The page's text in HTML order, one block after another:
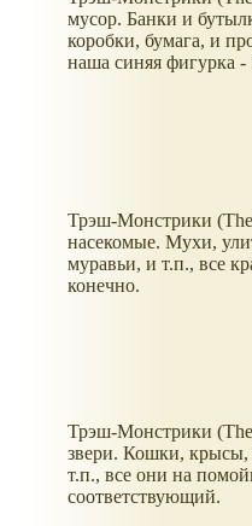
мусор. Банки и
коробки, бумага, и
наша синяя фигурка -
Трэш-Монстрики (The
насекомые. Мухи,
муравьи, и т.п., все
конечно.
Трэш-Монстрики (The
звери. Кошки,
т.п., все они на
соответствующий.